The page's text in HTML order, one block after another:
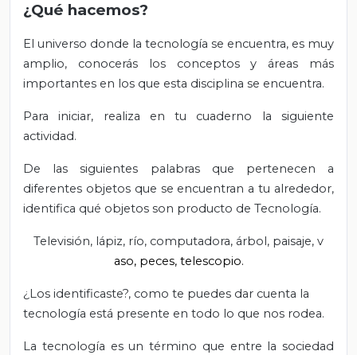
¿Qué hacemos?
El universo donde la tecnología se encuentra, es muy
amplio, conocerás los conceptos y áreas más
importantes en los que esta disciplina se encuentra.
Para iniciar, realiza en tu cuaderno la siguiente
actividad.
De las siguientes palabras que pertenecen a
diferentes objetos que se encuentran a tu alrededor,
identifica qué objetos son producto de Tecnología.
Televisión, lápiz, río, computadora, árbol, paisaje, v
aso, peces, telescopio.
¿Los identificaste?, como te puedes dar cuenta la
tecnología está presente en todo lo que nos rodea.
La tecnología es un término que entre la sociedad